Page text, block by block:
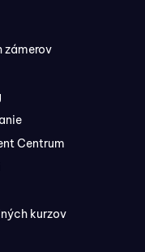
zámerov
Centrum
kurzov